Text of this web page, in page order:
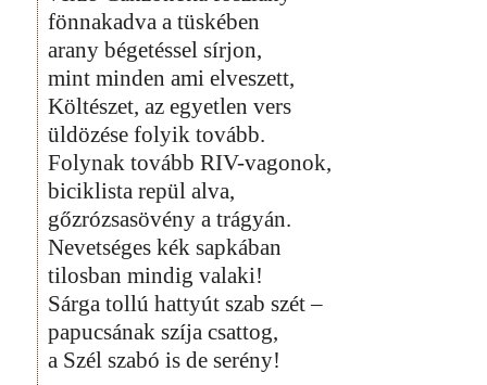
fönnakadva a tüskében
arany bégetéssel sírjon,
mint minden ami elveszett,
Költészet, az egyetlen vers
üldözése folyik tovább.
Folynak tovább RIV-vagonok,
biciklista repül alva,
gőzrózsasövény a trágyán.
Nevetséges kék sapkában
tilosban mindig valaki!
Sárga tollú hattyút szab szét –
papucsának szíja csattog,
a Szél szabó is de serény!